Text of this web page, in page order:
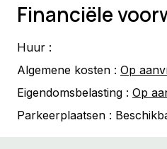
Financiële
Huur :
Algemene kosten : Op
Eigendomsbelasting : Op
Parkeerplaatsen :